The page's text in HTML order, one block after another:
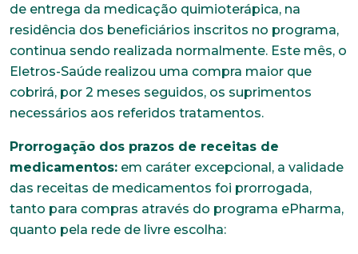
de entrega da medicação quimioterápica, na
residência dos beneficiários inscritos no programa,
continua sendo realizada normalmente. Este mês, o
Eletros-Saúde realizou uma compra maior que
cobrirá, por 2 meses seguidos, os suprimentos
necessários aos referidos tratamentos.
Prorrogação dos prazos de receitas de
medicamentos: em caráter excepcional, a validade
das receitas de medicamentos foi prorrogada,
tanto para compras através do programa ePharma,
quanto pela rede de livre escolha: